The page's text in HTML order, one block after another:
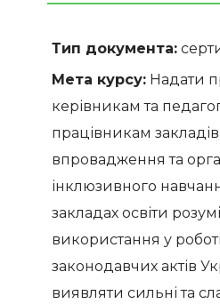
Тип документа:
Мета курсу: Надати
керівникам та
працівникам
впровадження та
інклюзивного
закладах освіти
використання у
законодавчих актів
виявляти сильні та